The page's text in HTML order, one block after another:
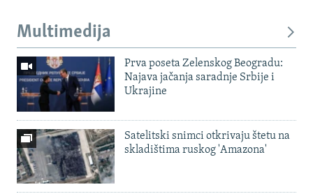
Multimedija
Prva poseta Zelenskog Beogradu:
Najava jačanja saradnje Srbije i
Ukrajine
Satelitski snimci otkrivaju štetu na
skladištima ruskog 'Amazona'